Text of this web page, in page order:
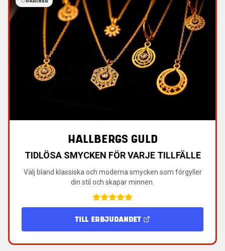
HALLBERGS GULD
TIDLÖSA SMYCKEN FÖR VARJE TILLFÄLLE
Välj bland klassiska och moderna smycken som förgyller
din stil och skapar minnen.
TILL ERBJUDANDET